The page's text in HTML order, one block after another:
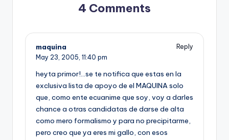
4 Comments
maquina
Reply
May 23, 2005, 11:40 pm
heyta primor!…se te notifica que estas en la
exclusiva lista de apoyo de el MAQUINA solo
que, como ente ecuanime que soy, voy a darles
chance a otras candidatas de darse de alta
como mero formalismo y para no precipitarme,
pero creo que ya eres mi gallo, con esos